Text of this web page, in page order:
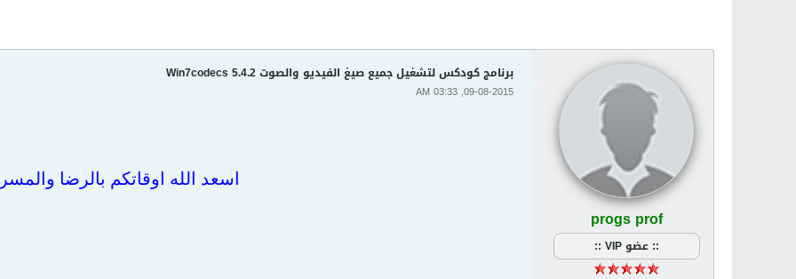
progs prof
:: عضو VIP ::
برنامج كودكس لتشغيل جميع صيغ الفيديو والصوت Win7codecs 5.4.2
09-08-2015, 03:33 AM
اسعد الله اوقاتكم بالرضا